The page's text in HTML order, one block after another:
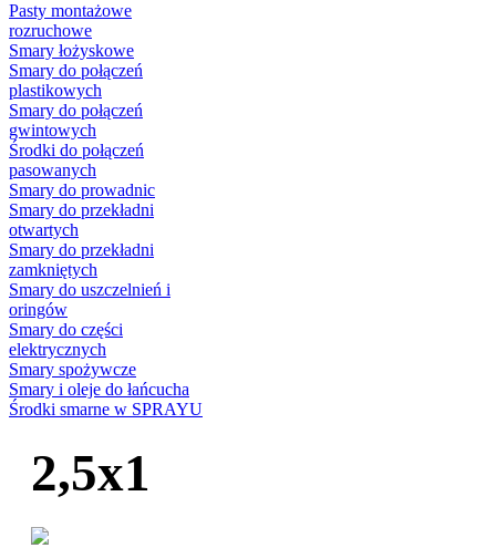
Pasty montażowe
rozruchowe
Smary łożyskowe
Smary do połączeń
plastikowych
Smary do połączeń
gwintowych
Środki do połączeń
pasowanych
Smary do prowadnic
Smary do przekładni
otwartych
Smary do przekładni
zamkniętych
Smary do uszczelnień i
oringów
Smary do części
elektrycznych
Smary spożywcze
Smary i oleje do łańcucha
Środki smarne w SPRAYU
2,5x1